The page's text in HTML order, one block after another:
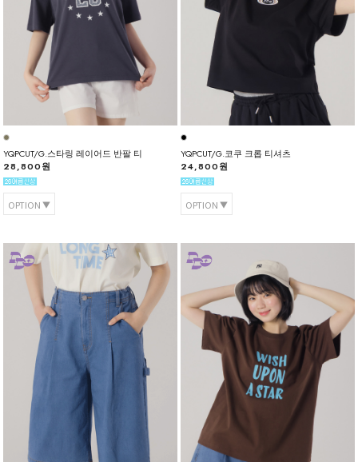
YQPCUT/G.스타링 레이어드 반팔 티
28,800원
OPTION
YQPCUT/G.코쿠 크롭 티셔츠
24,800원
OPTION